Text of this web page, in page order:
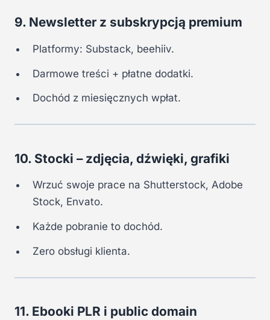
9. Newsletter z subskrypcją premium
Platformy: Substack, beehiiv.
Darmowe treści + płatne dodatki.
Dochód z miesięcznych wpłat.
10. Stocki – zdjęcia, dźwięki, grafiki
Wrzuć swoje prace na Shutterstock, Adobe
Stock, Envato.
Każde pobranie to dochód.
Zero obsługi klienta.
11. Ebooki PLR i public domain